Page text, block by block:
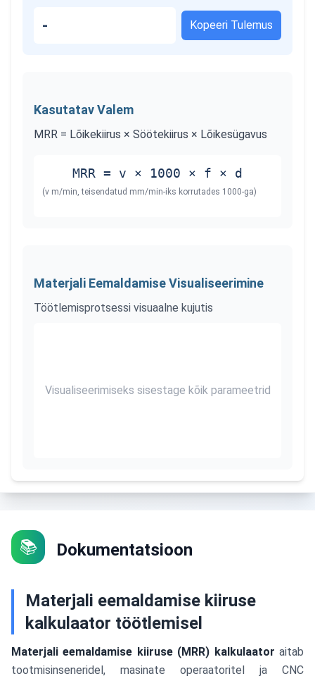
- Kopeeri Tulemus
Kasutatav Valem
MRR = Lõikekiirus × Söötekiirus × Lõikesügavus
MRR = v × 1000 × f × d
(v m/min, teisendatud mm/min-iks korrutades 1000-ga)
Materjali Eemaldamise Visualiseerimine
Töötlemisprotsessi visuaalne kujutis
Visualiseerimiseks sisestage kõik parameetrid
📚 Dokumentatsioon
Materjali eemaldamise kiiruse
kalkulaator töötlemisel
Materjali eemaldamise kiiruse (MRR) kalkulaator aitab
tootmisinseneridel, masinate operaatoritel ja CNC